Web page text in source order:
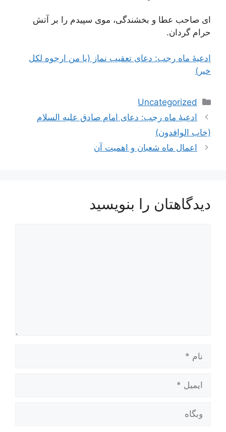
ای صاحب عطا و بخشندگی، موی سپیدم را بر آتش
حرام گردان.
ادعیۀ ماه رجب: دعای تعقیب نماز (یا من ارجوه لکل
خیر)
دسته‌ها
Uncategorized
ناوبری
نوشته‌ها
ادعیۀ ماه رجب: دعای امام صادق علیه السلام
(خاب الوافدون)
اعمال ماه شعبان و اهمیت آن
دیدگاهتان را بنویسید
وبگاه